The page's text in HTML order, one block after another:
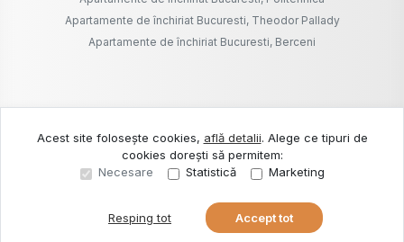
Apartamente de închiriat Bucuresti, Theodor Pallady
Apartamente de închiriat Bucuresti, Berceni
Site creat în
Acest site folosește cookies, află detalii. Alege ce tipuri de
cookies dorești să permitem:
Necesare
Statistică Marketing
Resping tot Accept tot